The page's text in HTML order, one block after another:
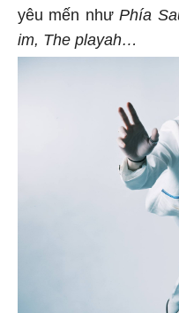
yêu mến nhưPhía
im, The playah…